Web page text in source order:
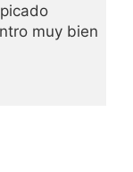
muy bien